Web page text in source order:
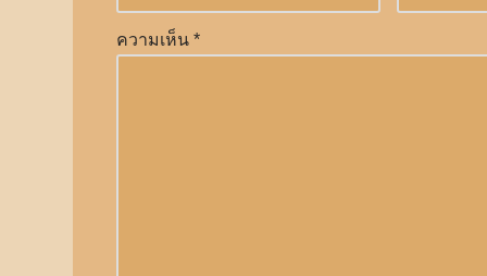
ความเห็น *